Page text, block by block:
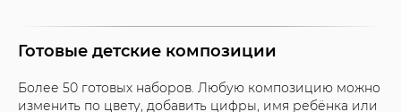
Готовые детские композиции
Более 50 готовых наборов. Любую композицию можно
изменить по цвету, добавить цифры, имя ребёнка или